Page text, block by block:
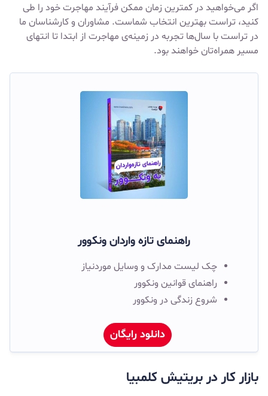
اگر می‌خواهید در کمترین زمان ممکن فرآیند مهاجرت خود را طی
کنید، تراست بهترین انتخاب شماست. مشاوران و کارشناسان ما
در تراست با سال‌ها تجربه در زمینه‌ی مهاجرت از ابتدا تا انتهای
مسیر همراه‌تان خواهند بود.
راهنمای تازه واردان ونکوور
چک لیست مدارک و وسایل موردنیاز
راهنمای قوانین ونکوور
شروع زندگی در ونکوور
دانلود رایگان
بازار کار در بریتیش کلمبیا